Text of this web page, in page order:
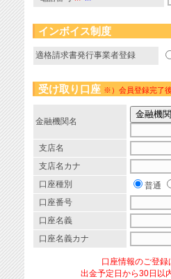
インボイス制度
適格請求書発行事業者登録
受け取り口座 ※）会員登録完了
金融機関名
支店名
支店名カナ
口座種別
普通
口座番号
口座名義
口座名義カナ
口座情報のご登
出金予定日から30日以